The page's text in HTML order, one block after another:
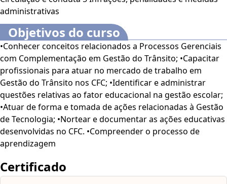
específicas. Para ser aprovado na disciplina, o aluno deve
obter média igual ou maior que 6,0 na soma das duas
avaliações. Caso o aluno não obtenha a média suficiente
para aprovação, poderá realizar a AV Final.PROFESSOR(A)
EXECUTOR(A)- A disciplina de Processo de Conhecimento
é conduzida por Richard Schwarz.CERTIFICAÇÃOA oferta
desta disciplina é feita pelo curso de PROCESSO
GERENCIAIS (portaria registrada com o Nº 390 DE 13 DE
AGOSTO DE 2024). A UNIFAEL é uma Instituição de Ensino
Superior credenciada pelo Ministério da Educação (MEC)
como Centro Universitário, conforme Portaria nº 850, de
30/11/2018, e recredenciada pela Portaria nº 328, de
na qualidade de Disciplina Universitária em Caráter
administrativas
Objetivos do curso
•Conhecer conceitos relacionados a Processos Gerenciais
com Complementação em Gestão do Trânsito; •Capacitar
profissionais para atuar no mercado de trabalho em
Gestão do Trânsito nos CFC; •Identificar e administrar
questões relativas ao fator educacional na gestão escolar;
•Atuar de forma e tomada de ações relacionadas à Gestão
de Tecnologia; •Nortear e documentar as ações educativas
desenvolvidas no CFC. •Compreender o processo de
aprendizagem
Certificado